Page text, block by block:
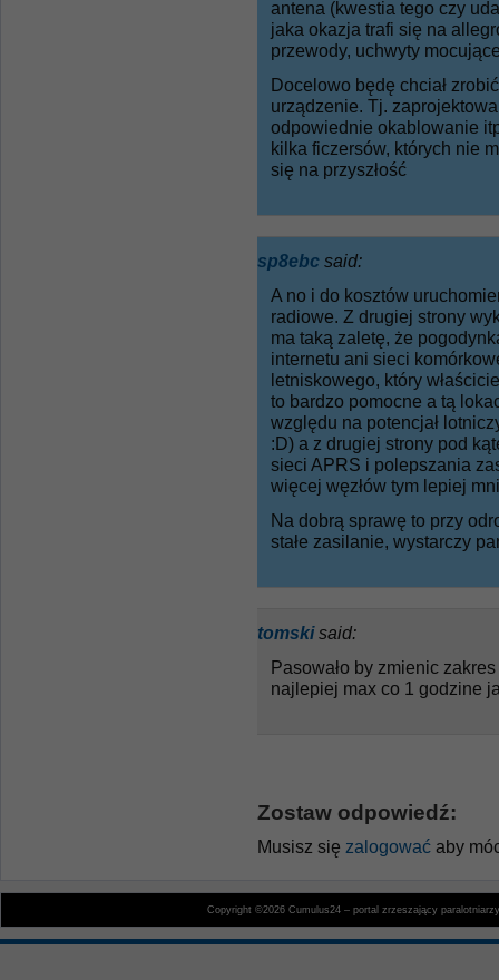
antena (kwestia tego czy
jaka okazja trafi się na
przewody, uchwyty
Docelowo będę chciał
urządzenie. Tj.
odpowiednie okablowanie
kilka ficzersów, których nie
się na przyszłość
sp8ebc said:
A no i do kosztów
radiowe. Z drugiej strony
ma taką zaletę, że
internetu ani sieci
letniskowego, który
to bardzo pomocne a tą
względu na potencjał
:D) a z drugiej strony pod
sieci APRS i polepszania
więcej węzłów tym lepiej
Na dobrą sprawę to przy
stałe zasilanie, wystarczy
tomski said:
Pasowało by zmienic
najlepiej max co 1 godzine
Zostaw odpowiedź:
Musisz się zalogować aby
Copyright ©2026 Cumulus24 – portal zrzeszający